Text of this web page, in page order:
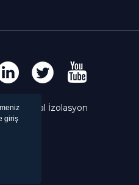
giriş
Metal İzolasyon